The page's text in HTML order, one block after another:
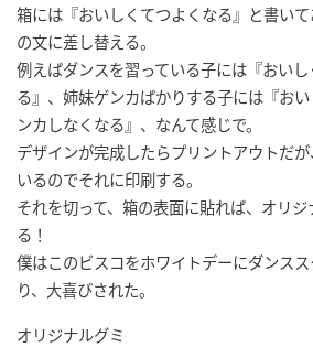
箱には『おいしくてつよくなる』と書い
の文に差し替える。
例えばダンスを習っている子には『おい
る』、姉妹ゲンカばかりする子には『お
ンカしなくなる』、なんて感じで。
デザインが完成したらプリントアウトだ
いるのでそれに印刷する。
それを切って、箱の表面に貼れば、オリ
る！
僕はこのビスコをホワイトデーにダンス
り、大喜びされた。
オリジナルグミ